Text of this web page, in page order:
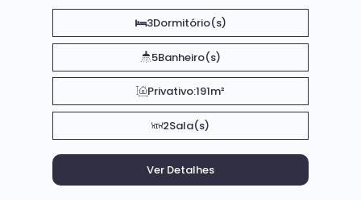
3Dormitório(s)
5Banheiro(s)
Privativo:191m²
2Sala(s)